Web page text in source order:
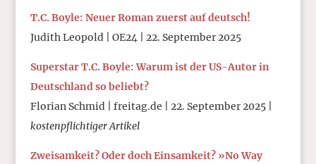
T.C. Boyle: Neuer Roman zuerst auf deutsch!
Judith Leopold | OE24 | 22. September 2025
Superstar T.C. Boyle: Warum ist der US-Autor in
Deutschland so beliebt?
Florian Schmid | freitag.de | 22. September 2025 |
kostenpflichtiger Artikel
Zweisamkeit? Oder doch Einsamkeit? »No Way